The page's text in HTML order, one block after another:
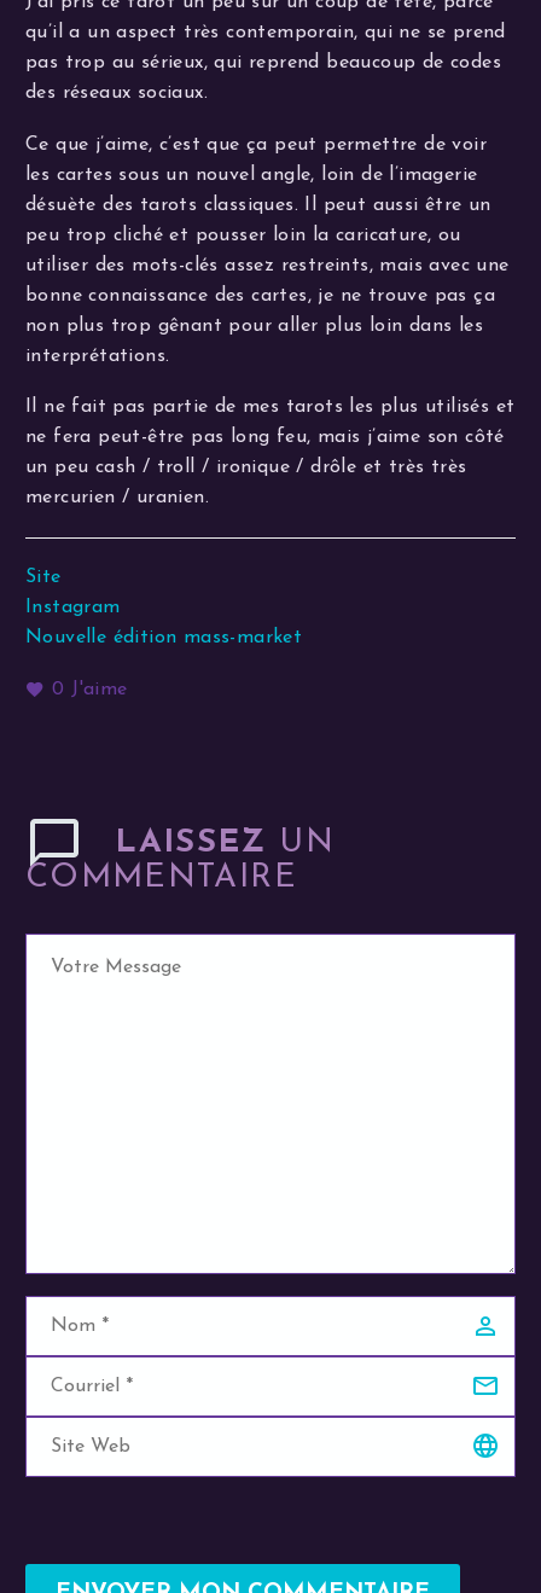
qu’il a un aspect très contemporain, qui ne se prend
pas trop au sérieux, qui reprend beaucoup de codes
des réseaux sociaux.
Ce que j’aime, c’est que ça peut permettre de voir
les cartes sous un nouvel angle, loin de l’imagerie
désuète des tarots classiques. Il peut aussi être un
peu trop cliché et pousser loin la caricature, ou
utiliser des mots-clés assez restreints, mais avec une
bonne connaissance des cartes, je ne trouve pas ça
non plus trop gênant pour aller plus loin dans les
interprétations.
Il ne fait pas partie de mes tarots les plus utilisés et
ne fera peut-être pas long feu, mais j’aime son côté
un peu cash / troll / ironique / drôle et très très
mercurien / uranien.
Site
Instagram
Nouvelle édition mass-market
0 J'aime
LAISSEZ UN
COMMENTAIRE